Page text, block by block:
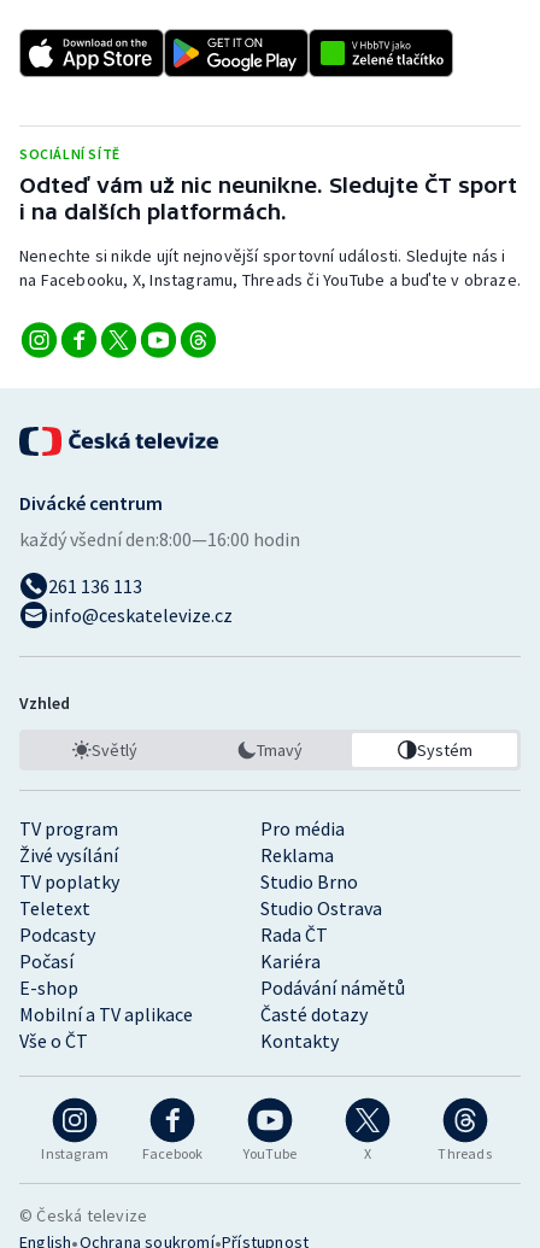
Short track
Sportovní střelba
Stolní tenis
Vodní slalom
SOCIÁLNÍ SÍTĚ
Odteď vám už nic neunikne. Sledujte ČT sport
i na dalších platformách.
Nenechte si nikde ujít nejnovější sportovní události. Sledujte nás i
na Facebooku, X, Instagramu, Threads či YouTube a buďte v obraze.
Instagram Facebook YouTube X Threads
TV program
Pro média
Živé vysílání
Reklama
TV poplatky
Studio Brno
Teletext
Studio Ostrava
Podcasty
Rada ČT
Počasí
Kariéra
E-shop
Podávání námětů
Mobilní a TV aplikace
Časté dotazy
Vše o ČT
Kontakty
Divácké centrum
každý všední den:8:00—16:00 hodin
261 136 113
info@ceskatelevize.cz
Vzhled
Světlý Tmavý Systém
© Česká televize
English•Ochrana soukromí•Přístupnost